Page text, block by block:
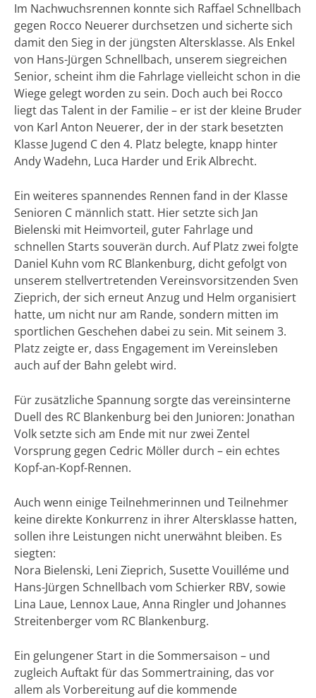
Im Nachwuchsrennen konnte sich Raffael Schnellbach
gegen Rocco Neuerer durchsetzen und sicherte sich
damit den Sieg in der jüngsten Altersklasse. Als Enkel
von Hans-Jürgen Schnellbach, unserem siegreichen
Senior, scheint ihm die Fahrlage vielleicht schon in die
Wiege gelegt worden zu sein. Doch auch bei Rocco
liegt das Talent in der Familie – er ist der kleine Bruder
von Karl Anton Neuerer, der in der stark besetzten
Klasse Jugend C den 4. Platz belegte, knapp hinter
Andy Wadehn, Luca Harder und Erik Albrecht.
Ein weiteres spannendes Rennen fand in der Klasse
Senioren C männlich statt. Hier setzte sich Jan
Bielenski mit Heimvorteil, guter Fahrlage und
schnellen Starts souverän durch. Auf Platz zwei folgte
Daniel Kuhn vom RC Blankenburg, dicht gefolgt von
unserem stellvertretenden Vereinsvorsitzenden Sven
Zieprich, der sich erneut Anzug und Helm organisiert
hatte, um nicht nur am Rande, sondern mitten im
sportlichen Geschehen dabei zu sein. Mit seinem 3.
Platz zeigte er, dass Engagement im Vereinsleben
auch auf der Bahn gelebt wird.
Für zusätzliche Spannung sorgte das vereinsinterne
Duell des RC Blankenburg bei den Junioren: Jonathan
Volk setzte sich am Ende mit nur zwei Zentel
Vorsprung gegen Cedric Möller durch – ein echtes
Kopf-an-Kopf-Rennen.
Auch wenn einige Teilnehmerinnen und Teilnehmer
keine direkte Konkurrenz in ihrer Altersklasse hatten,
sollen ihre Leistungen nicht unerwähnt bleiben. Es
siegten:
Nora Bielenski, Leni Zieprich, Susette Vouilléme und
Hans-Jürgen Schnellbach vom Schierker RBV, sowie
Lina Laue, Lennox Laue, Anna Ringler und Johannes
Streitenberger vom RC Blankenburg.
Ein gelungener Start in die Sommersaison – und
zugleich Auftakt für das Sommertraining, das vor
allem als Vorbereitung auf die kommende